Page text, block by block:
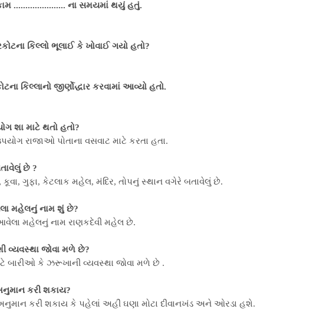
...................... ના સમયમાં થયું હતું.
કિલ્લો ભૂલાઈ કે ખોવાઈ ગયો હતો?
કિલ્લાનો જીર્ણોદ્ધાર કરવામાં આવ્યો હતો.
શા માટે થતો હતો?
રાજાઓ પોતાના વસવાટ માટે કરતા હતા.
છે ?
કૂવા, ગુફા, કેટલાક મહેલ, મંદિર, તોપનું સ્થાન વગેરે બતાવેલું છે.
મહેલનું નામ શું છે?
આવેલા મહેલનું નામ રાણકદેવી મહેલ છે.
વ્યવસ્થા જોવા મળે છે?
બારીઓ કે ઝરૂખાની વ્યવસ્થા જોવા મળે છે .
કરી શકાય?
કરી શકાય કે પહેલાં અહીં ઘણા મોટા દીવાનખંડ અને ઓરડા હશે.